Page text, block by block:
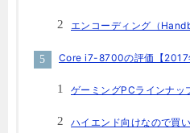
エンコーディング（
Core i7-8700の評価【2017
ゲーミングPCラインナッ
ハイエンド向けなので買